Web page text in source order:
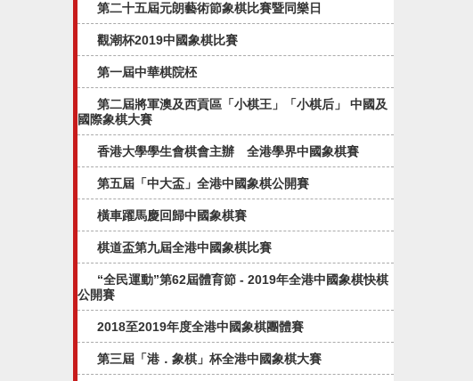
第二十五屆元朗藝術節象棋比賽暨同樂日
觀潮杯2019中國象棋比賽
第一屆中華棋院柸
第二屆將軍澳及西貢區「小棋王」「小棋后」 中國及
國際象棋大賽
香港大學學生會棋會主辦 全港學界中國象棋賽
第五屆「中大盃」全港中國象棋公開賽​
橫車躍馬慶回歸中國象棋賽
棋道盃第九屆全港中國象棋比賽
“全民運動”第62屆體育節 - 2019年全港中國象棋快棋
公開賽
2018至2019年度全港中國象棋團體賽
第三屆「港．象棋」杯全港中國象棋大賽